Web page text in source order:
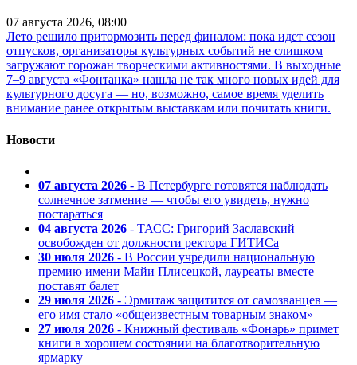
07 августа 2026, 08:00
Лето решило притормозить перед финалом: пока идет сезон
отпусков, организаторы культурных событий не слишком
загружают горожан творческими активностями. В выходные
7–9 августа «Фонтанка» нашла не так много новых идей для
культурного досуга — но, возможно, самое время уделить
внимание ранее открытым выставкам или почитать книги.
Новости
07 августа 2026 - В Петербурге готовятся наблюдать
солнечное затмение — чтобы его увидеть, нужно
постараться
04 августа 2026 - ТАСС: Григорий Заславский
освобожден от должности ректора ГИТИСа
30 июля 2026 - В России учредили национальную
премию имени Майи Плисецкой, лауреаты вместе
поставят балет
29 июля 2026 - Эрмитаж защитится от самозванцев —
его имя стало «общеизвестным товарным знаком»
27 июля 2026 - Книжный фестиваль «Фонарь» примет
книги в хорошем состоянии на благотворительную
ярмарку